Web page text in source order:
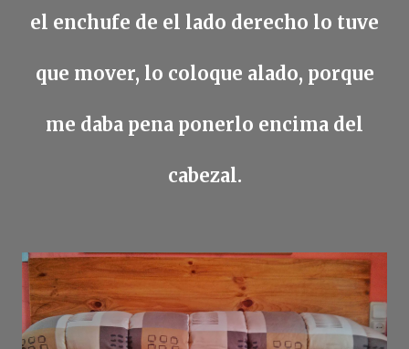
el enchufe de el lado derecho lo tuve
que mover, lo coloque alado, porque
me daba pena ponerlo encima del
cabezal.